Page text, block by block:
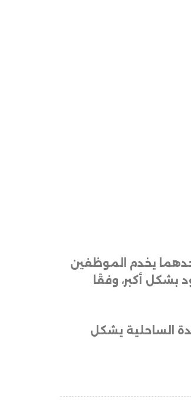
يخدم الموظفين
بشكل أكبر، وفقًا
الساحلية يشكل